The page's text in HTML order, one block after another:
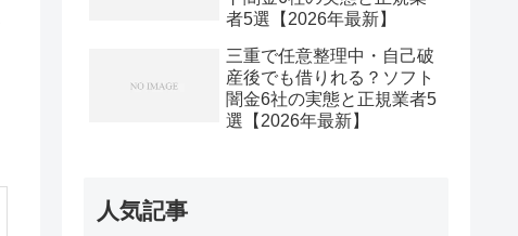
者5選【2026年最新】
三重で任意整理中・自己破
産後でも借りれる？ソフト
闇金6社の実態と正規業者5
選【2026年最新】
人気記事